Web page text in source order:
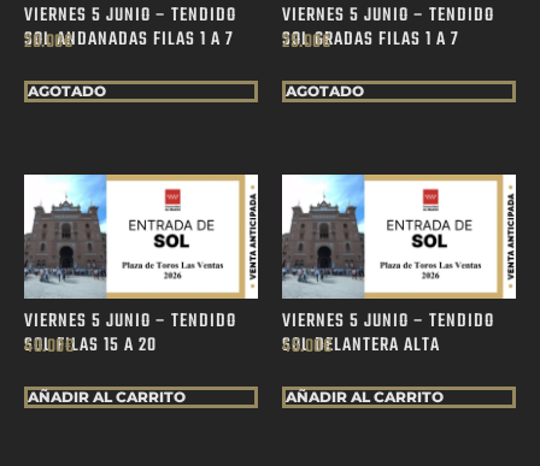
VIERNES 5 JUNIO – TENDIDO
SOL ANDANADAS FILAS 1 A 7
20.00€
AGOTADO
VIERNES 5 JUNIO – TENDIDO
SOL GRADAS FILAS 1 A 7
25.00€
AGOTADO
VIERNES 5 JUNIO – TENDIDO
SOL FILAS 15 A 20
40.00€
AÑADIR AL CARRITO
VIERNES 5 JUNIO – TENDIDO
SOL DELANTERA ALTA
45.00€
AÑADIR AL CARRITO